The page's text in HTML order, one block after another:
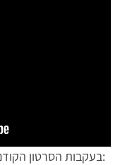
בעקבות הסרטון הקודם, המלצות לשיחות מכירה טלפוניות: